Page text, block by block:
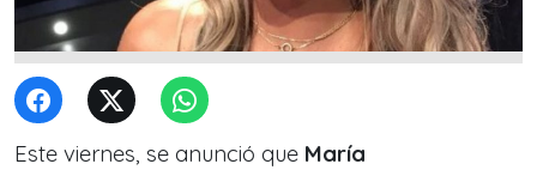
Este viernes, se anunció que María